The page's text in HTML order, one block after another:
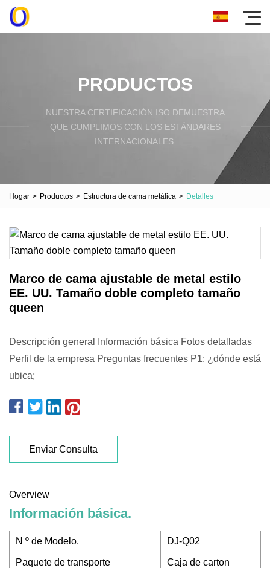
PRODUCTOS
NUESTRA CERTIFICACIÓN ISO DEMUESTRA
QUE CUMPLIMOS CON LOS ESTÁNDARES
INTERNACIONALES.
Hogar > Productos > Estructura de cama metálica > Detalles
Marco de cama ajustable de metal estilo
EE. UU. Tamaño doble completo tamaño
queen
Descripción general Información básica Fotos detalladas
Perfil de la empresa Preguntas frecuentes P1: ¿dónde está
ubica;
Enviar Consulta
Overview
Información básica.
N º de Modelo. DJ-Q02
Paquete de transporte Caja de carton